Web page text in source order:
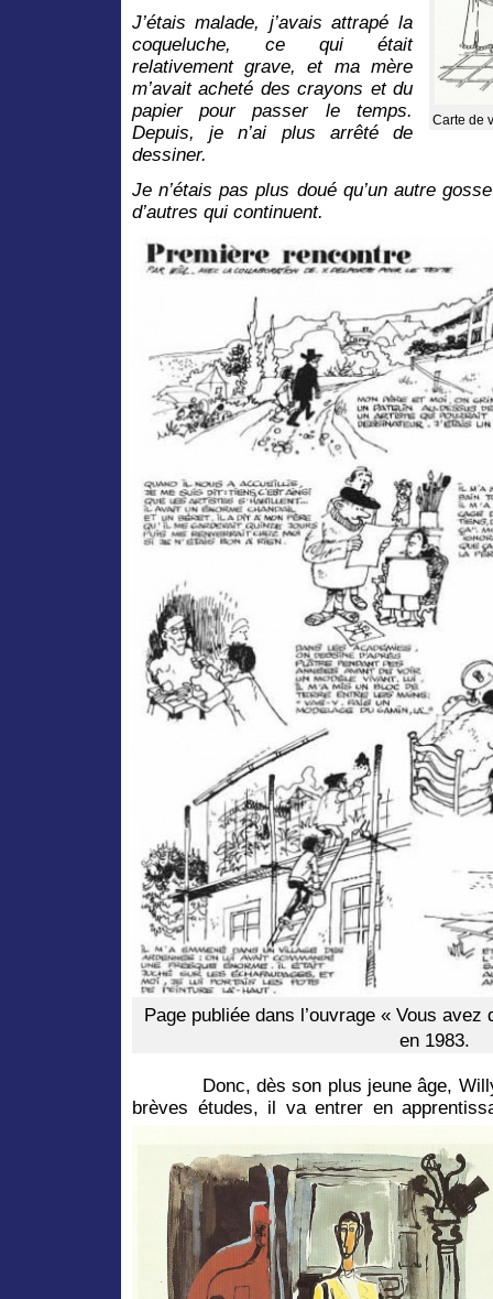
Carte de
J’étais malade, j’avais attrapé la
coqueluche, ce qui était
relativement grave, et ma mère
m’avait acheté des crayons et du
papier pour passer le temps.
Depuis, je n’ai plus arrêté de
dessiner.
Je n’étais pas plus doué qu’un autre
d’autres qui continuent.
Page publiée dans l’ouvrage « Vous
en 1983.
Donc, dès son plus jeune âge, Willy
brèves études, il va entrer en